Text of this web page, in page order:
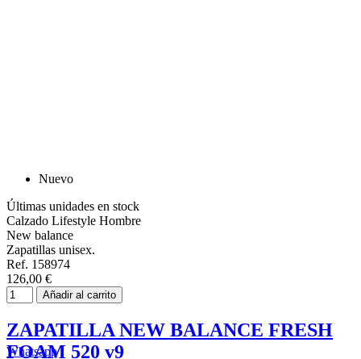
Whatsapp
Nuevo
Últimas unidades en stock
Calzado Lifestyle Hombre
New balance
Zapatillas unisex.
Ref. 158974
126,00 €
Añadir al carrito
ZAPATILLA NEW BALANCE FRESH
FOAM 520 v9